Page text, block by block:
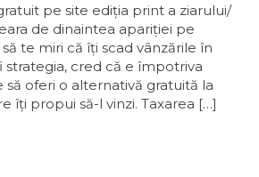
pe site ediţia print a ziarului/
de dinaintea apariţiei pe
te miri că îţi scad vânzările în
strategia, cred că e împotriva
să oferi o alternativă gratuită la
îţi propui să-l vinzi. Taxarea […]